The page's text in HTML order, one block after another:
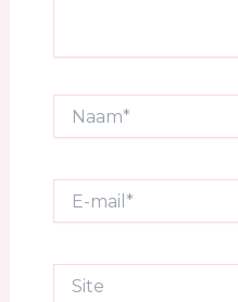
mail*